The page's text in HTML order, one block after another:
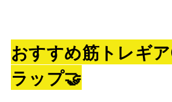
おすすめ筋トレギ
ラップ🤝